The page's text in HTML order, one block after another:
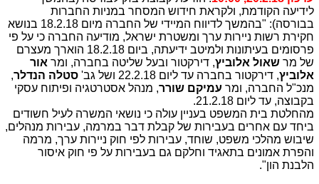
לידיעה הקודמת, ולקראת חידוש המסחר במניות החברות
בבורסה): "בהמשך לדיווח המיידי של החברה מיום 18.2.18 בנושא
חקירת רשות ניירות ערך ומשטרת ישראל, מודיעה החברה כי על פי
פרסומים בעיתונות ולמיטב ידיעתה, ביום 18.2.18 הוארך מעצרם
של מר שאול אלוביץ, דירקטור ובעל שליטה בחברה, ומר אור
אלוביץ, דירקטור בחברה עד ליום 22.2.18 ושל גב' סטלה הנדלר,
מנכ"ל החברה, ומר עמיקם שורר, מנהל אסטרטגיה ופיתוח עסקי
בקבוצה, עד ליום 21.2.18.
מהחלטת בית המשפט בעניין עולה כי נושאי המשרה לעיל חשודים
ביחד עם אחרים בעבירות של קבלת דבר במרמה, עבירות מנהלים,
שיבוש מהלכי משפט, שוחד, עבירות לפי חוק ניירות ערך, מרמה
והפרת אמונים בתאגיד וחלקם גם בעבירות על פי חוק איסור
הלבנת הון".